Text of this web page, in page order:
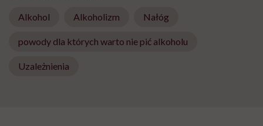
Alkohol Alkoholizm Nałóg
powody dla których warto nie pić alkoholu
Uzależnienia